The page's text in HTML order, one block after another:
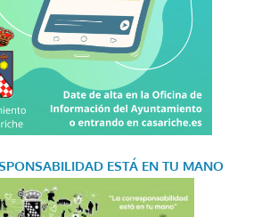
ESTÁ EN TU MANO